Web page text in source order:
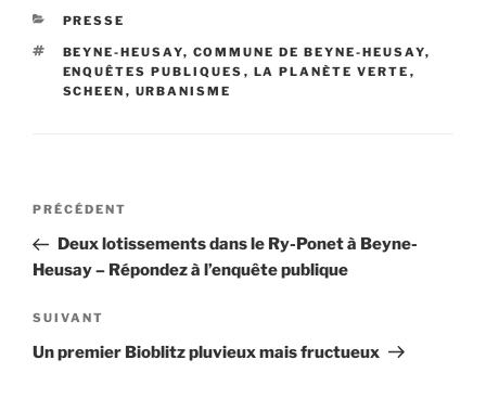
CATÉGORIES
PRESSE
ÉTIQUETTES
BEYNE-HEUSAY, COMMUNE DE BEYNE-HEUSAY,
ENQUÊTES PUBLIQUES , LA PLANÈTE VERTE ,
SCHEEN , URBANISME
Navigation
l’article
Article
précédent
PRÉCÉDENT
Deux lotissements dans le Ry-Ponet à Beyne-
Heusay – Répondez à l’enquête publique
Article
suivant
SUIVANT
Un premier Bioblitz pluvieux mais fructueux